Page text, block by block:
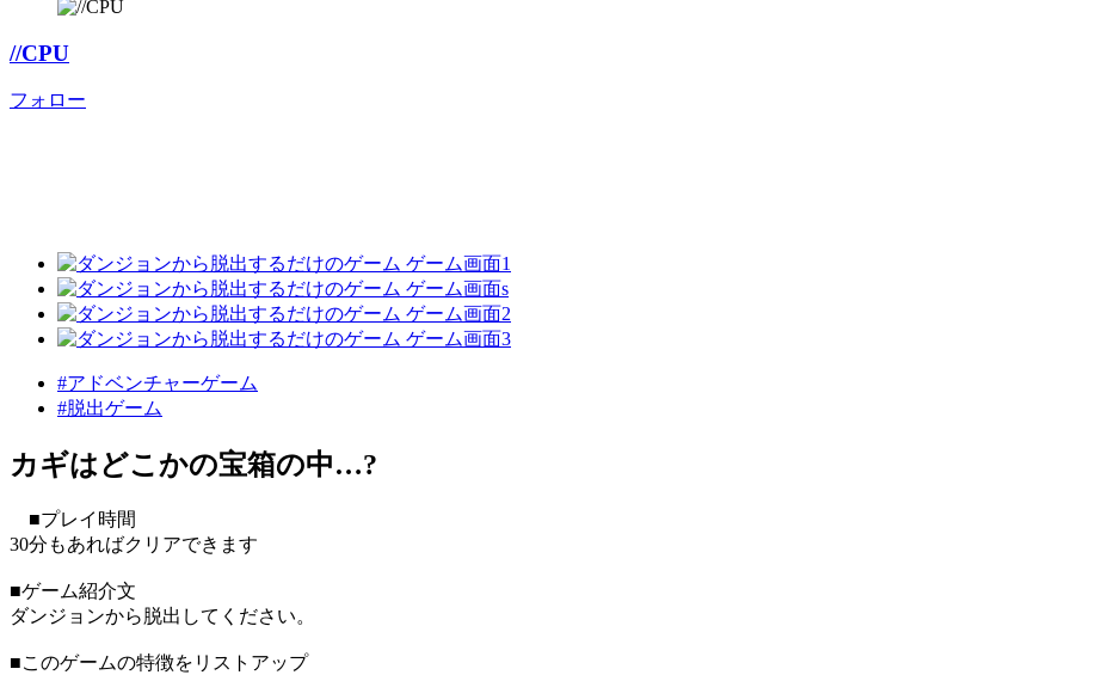
//CPU
フォロー
#アドベンチャーゲーム
#脱出ゲーム
カギはどこかの宝箱の中…?
■プレイ時間
30分もあればクリアできます
■ゲーム紹介文
ダンジョンから脱出してください。
■このゲームの特徴をリストアップ